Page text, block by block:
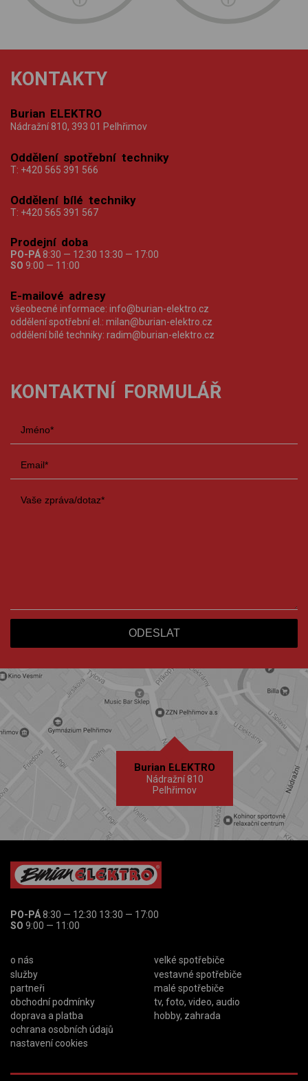
KONTAKTY
Burian ELEKTRO
Nádražní 810, 393 01 Pelhřimov
Oddělení spotřební techniky
T: +420 565 391 566
Oddělení bílé techniky
T: +420 565 391 567
Prodejní doba
PO-PÁ 8:30 — 12:30 13:30 — 17:00
SO 9:00 — 11:00
E-mailové adresy
všeobecné informace: info@burian-elektro.cz
oddělení spotřební el.: milan@burian-elektro.cz
oddělení bílé techniky: radim@burian-elektro.cz
KONTAKTNÍ FORMULÁŘ
Burian ELEKTRO
Nádražní 810
Pelhřimov
PO-PÁ8:30 — 12:30 13:30 — 17:00
SO 9:00 — 11:00
o nás
služby
partneři
obchodní podmínky
doprava a platba
ochrana osobních údajů
nastavení cookies
velké spotřebiče
vestavné spotřebiče
malé spotřebiče
tv, foto, video, audio
hobby, zahrada